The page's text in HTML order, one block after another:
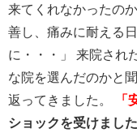
来てくれなかったの
善し、痛みに耐える
に・・・」 来院され
な院を選んだのかと
返ってきました。
「
ショックを受けました